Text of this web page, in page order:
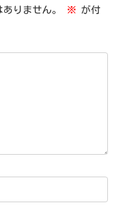
りません。 ※ が付